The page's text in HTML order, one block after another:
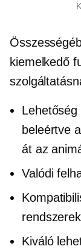
kiemelkedő
beleértve
át az
Valódi
Kiváló